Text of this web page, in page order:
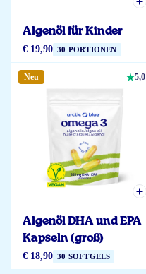
Algenöl für Kinder
€ 19,90 30 PORTIONEN
Neu 5,0
Algenöl DHA und EPA
Kapseln (groß)
€ 18,90 30 SOFTGELS